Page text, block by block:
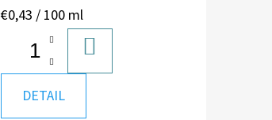
Jednotková
€0,43 / 100 ml
KOŠÍKA
DETAIL